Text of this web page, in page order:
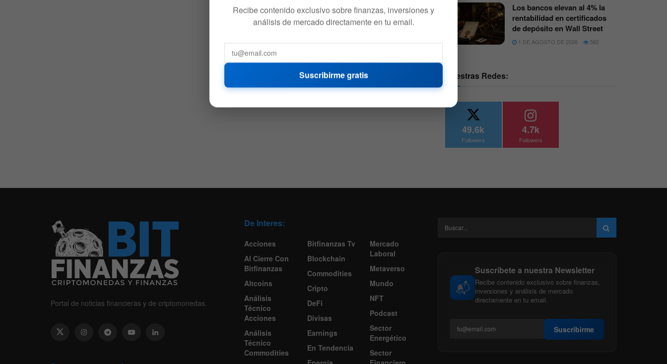
Los bancos elevan al 4% la
rentabilidad en certificados
de depósito en Wall Street
1 DE AGOSTO DE 2026 582
Nuestras Redes:
49.6k
Followers
4.7k
Followers
Portal de noticias financieras y de criptomonedas.
De Interes:
Acciones
Al Cierre Con
Bitfinanzas
Altcoins
Análisis
Técnico
Acciones
Análisis
Técnico
Commodities
Bitfinanzas Tv
Blockchain
Commodities
Cripto
DeFi
Divisas
Earnings
En Tendencia
Mercado
Laboral
Metaverso
Mundo
NFT
Podcast
Sector
Energético
Sector
📬
Suscríbete a nuestra Newsletter
Recibe contenido exclusivo sobre finanzas,
inversiones y análisis de mercado
directamente en tu email.
Suscribirme
Recibe contenido exclusivo sobre finanzas, inversiones y
análisis de mercado directamente en tu email.
Suscribirme gratis